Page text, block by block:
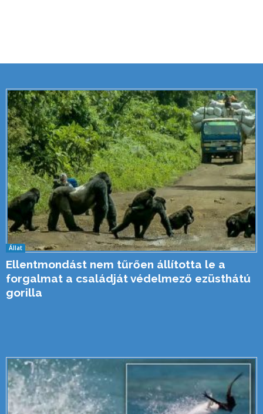
Állat
Ellentmondást nem tűrően állította le a
forgalmat a családját védelmező ezüsthátú
gorilla